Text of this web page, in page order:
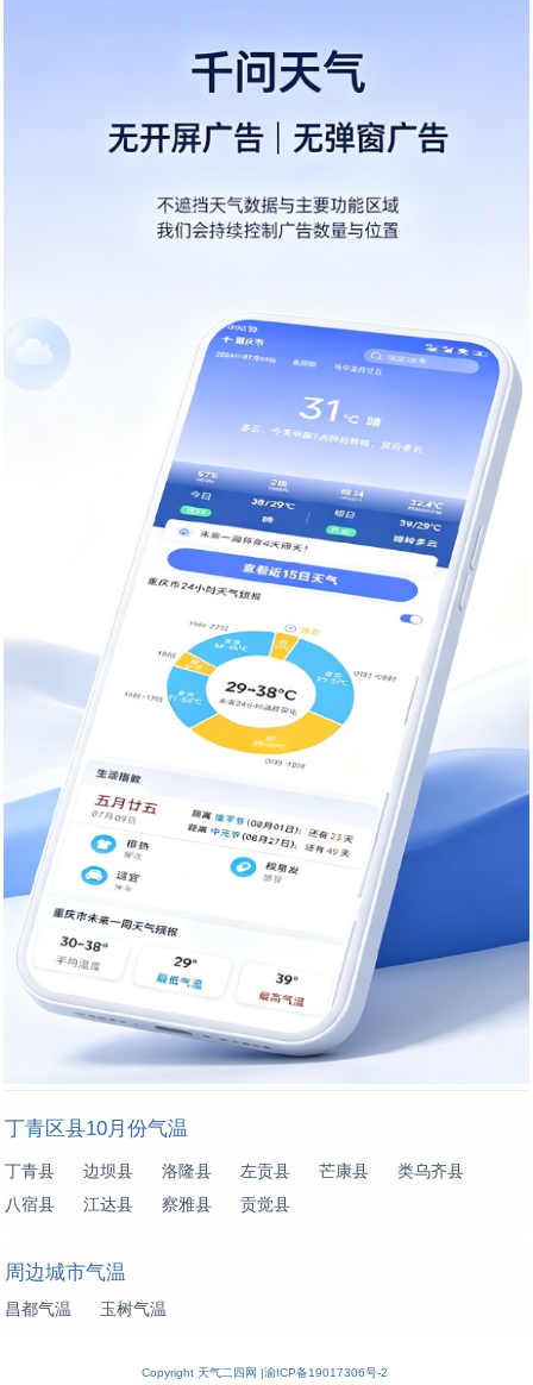
丁青区县10月份气温
丁青县 边坝县 洛隆县 左贡县 芒康县
类乌齐县
八宿县
江达县 察雅县 贡觉县
周边城市气温
昌都气温 玉树气温
Copyright 天气二四网 |渝ICP备19017306号-2